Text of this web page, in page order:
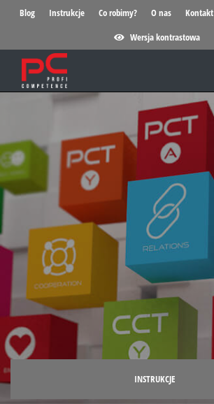
Blog Instrukcje Co robimy? O nas Kontakt
Wersja kontrastowa
INSTRUKCJE